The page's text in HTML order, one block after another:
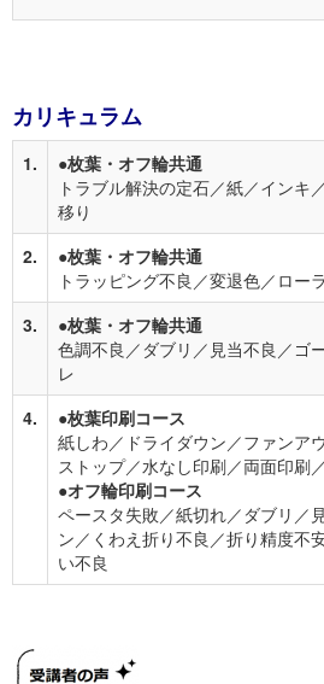
カリキュラム
1.
●枚葉・オフ輪共通
トラブル解決の定石／紙／インキ
移り
2.
●枚葉・オフ輪共通
トラッピング不良／変退色／ロー
3.
●枚葉・オフ輪共通
色調不良／ダブリ／見当不良／ゴ
レ
4.
●枚葉印刷コース
紙しわ／ドライダウン／ファンア
ストップ／水なし印刷／両面印刷
●オフ輪印刷コース
ペースタ失敗／紙切れ／ダブリ／
ン／くわえ折り不良／折り精度不
い不良